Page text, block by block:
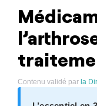
Contenu validé par la